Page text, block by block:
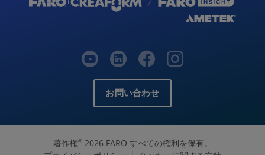
お問い合わせ
著作権©2026 FARO すべての権利を保有。